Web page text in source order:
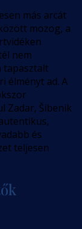
más arcát
mozog, a
nem
tapasztalt
élményt ad. A
Zadar, Šibenik
és
teljesen